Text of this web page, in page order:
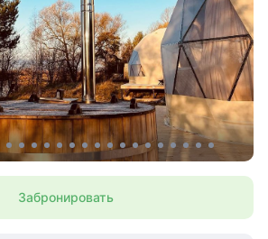
одежды и мелочей;
свежего воздуха в домик.
под руководством шефа Азата
Забронировать